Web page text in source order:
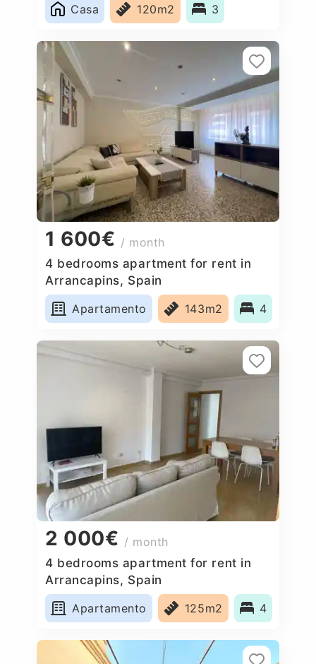
Casa
120m2 3
1 600€ / month
4 bedrooms apartment for rent in
Arrancapins, Spain
Apartamento
143m2 4
2 000€ / month
4 bedrooms apartment for rent in
Arrancapins, Spain
Apartamento
125m2 4